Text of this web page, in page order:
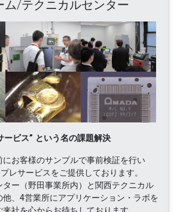
ム/テクニカルセンター
ービス” という名の課題解決
にお客様のサンプルで事前検証を行い
レサービスをご提供しております。
ター（野田事業所内）と関西テクニカル
、4営業所にアプリケーション・ラボを